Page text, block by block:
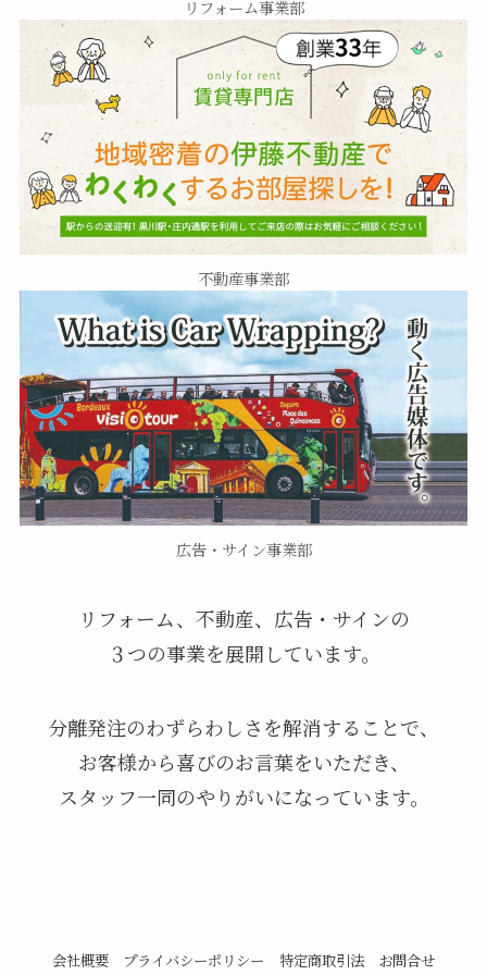
リフォーム事業部
不動産事業部
広告・サイン事業部
リフォーム、不動産、広告・サインの
３つの事業を展開しています。
分離発注のわずらわしさを解消することで、
お客様から喜びのお言葉をいただき、
スタッフ一同のやりがいになっています。
会社概要 プライバシーポリシー 特定商取引法 お問合せ